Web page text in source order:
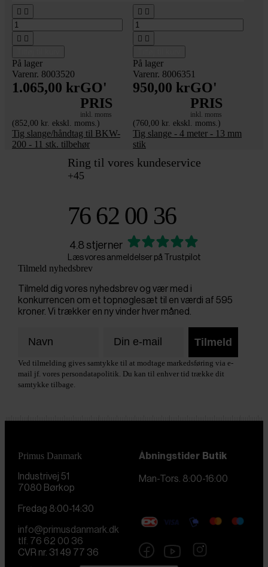
 
 
På lager
Varenr. 8003520
1.065,00 krGO'
PRIS
inkl. moms
(852,00 kr. ekskl. moms.)
Tig slange/håndtag til BKW-
200 - 11 stk. tilbehør
 
 
På lager
Varenr. 8006351
950,00 krGO'
PRIS
inkl. moms
(760,00 kr. ekskl. moms.)
Tig slange - 4 meter - 13 mm
stik
Ring til vores kundeservice
+45
76 62 00 36
4.8 stjerner
Læs vores anmeldelser på Trustpilot
Tilmeld nyhedsbrev
Tilmeld dig vores nyhedsbrev og vær med i
konkurrencen om et topnøglesæt til en værdi af 595
kroner. Vi trækker en ny vinder hver måned.
Tilmeld
Ved tilmelding gives samtykke til at modtage markedsføring via e-
mail jf. vores persondatapolitik. Du kan til enhver tid trække dit
samtykke tilbage.
Primus Danmark
Industrivej 51
7080 Børkop
Åbningstider Butik
Man-Tors. 8:00-16:00
Fredag 8:00-14:30
info@primusdanmark.dk
tlf. 76 62 00 36
CVR nr. 31 49 77 36